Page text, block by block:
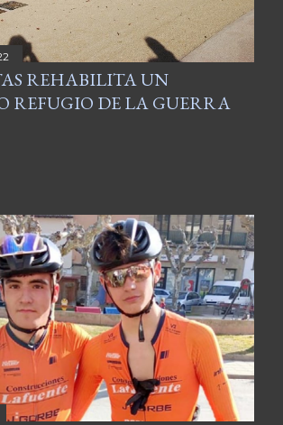
REHABILITA UN
REFUGIO DE LA GUERRA